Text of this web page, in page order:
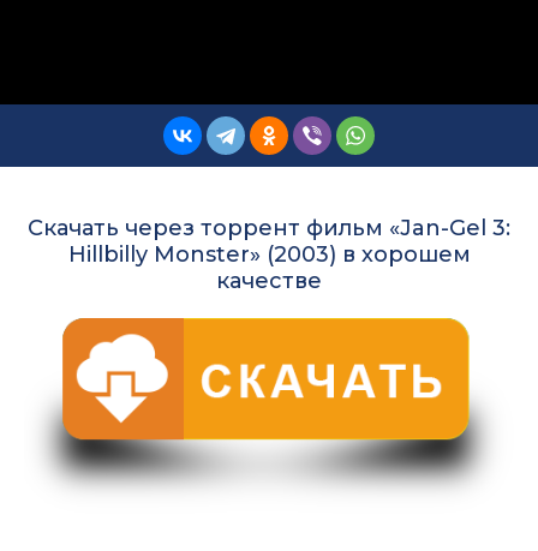
Скачать через торрент фильм «Jan-Gel 3:
Hillbilly Monster» (2003) в хорошем
качестве